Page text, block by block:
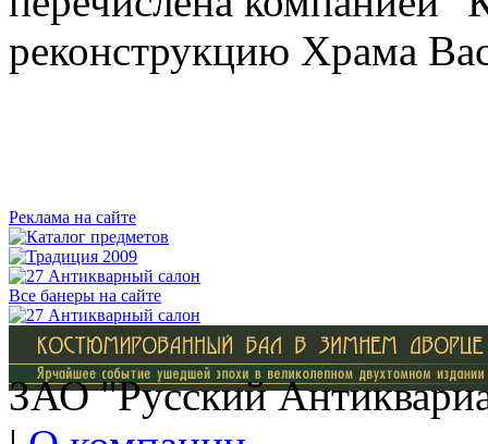
реконструкцию Храма
Реклама на сайте
Все банеры на сайте
ЗАО "Русский